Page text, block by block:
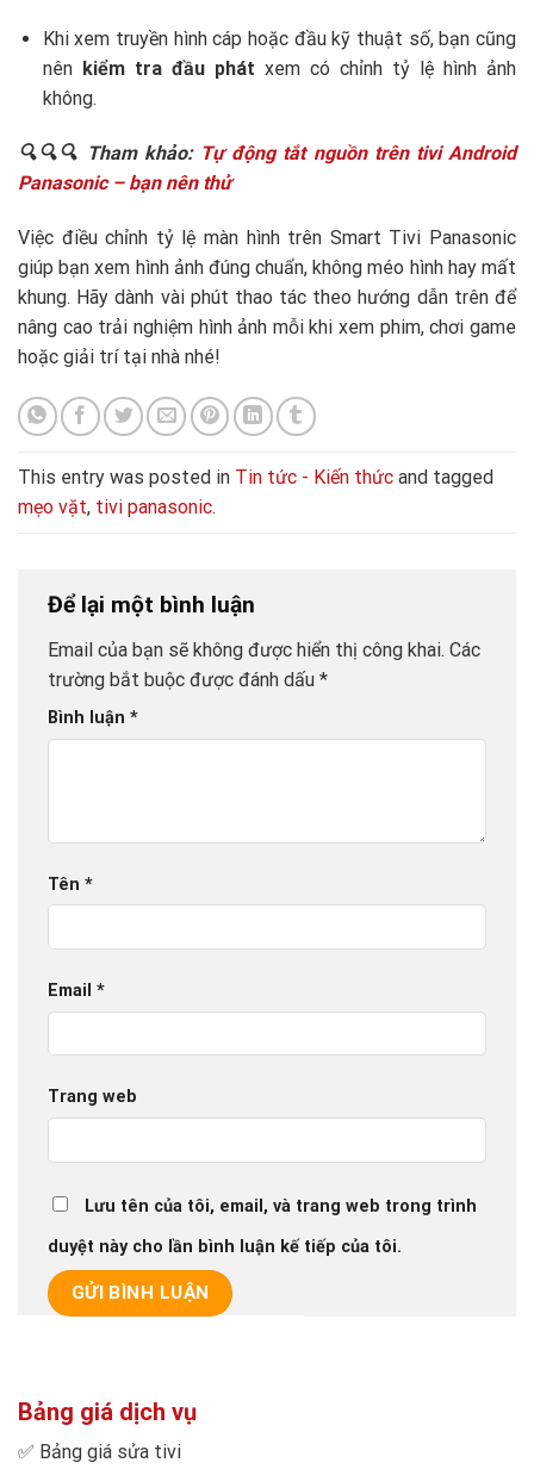
Khi xem truyền hình cáp hoặc đầu kỹ thuật số, bạn cũng
nên kiểm tra đầu phát xem có chỉnh tỷ lệ hình ảnh
không.
🔍🔍🔍 Tham khảo: Tự động tắt nguồn trên tivi Android
Panasonic – bạn nên thử
Việc điều chỉnh tỷ lệ màn hình trên Smart Tivi Panasonic
giúp bạn xem hình ảnh đúng chuẩn, không méo hình hay mất
khung. Hãy dành vài phút thao tác theo hướng dẫn trên để
nâng cao trải nghiệm hình ảnh mỗi khi xem phim, chơi game
hoặc giải trí tại nhà nhé!
This entry was posted in Tin tức - Kiến thức and tagged
mẹo vặt, tivi panasonic.
Để lại một bình luận
Email của bạn sẽ không được hiển thị công khai. Các
trường bắt buộc được đánh dấu *
Bình luận *
Tên *
Email *
Trang web
Lưu tên của tôi, email, và trang web trong trình
duyệt này cho lần bình luận kế tiếp của tôi.
Bảng giá dịch vụ
✅ Bảng giá sửa tivi